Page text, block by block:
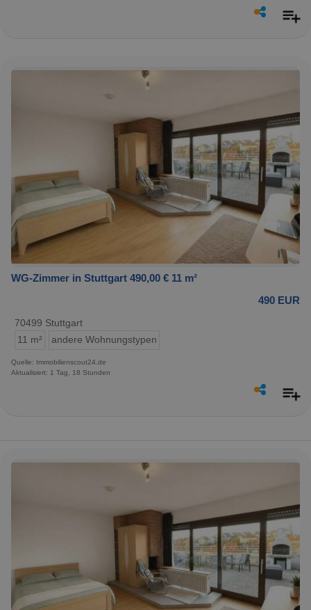
WG-Zimmer in Stuttgart 490,00 € 11 m²
490 EUR
70499 Stuttgart
11 m²
andere Wohnungstypen
Quelle: Immobilienscout24.de
Aktualisiert: 1 Tag, 18 Stunden